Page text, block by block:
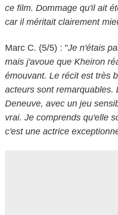
ce film. Dommage qu'il ait
car il méritait clairement
Marc C. (5/5) : "Je n'étais
mais j'avoue que Kheiron
émouvant. Le récit est très
acteurs sont remarquables.
Deneuve, avec un jeu
vrai. Je comprends qu'elle
c'est une actrice